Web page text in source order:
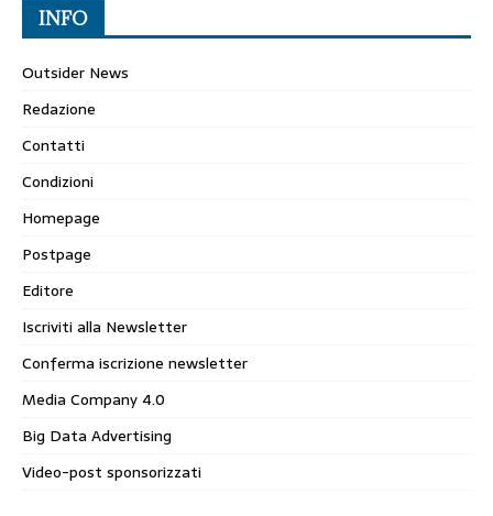
INFO
Outsider News
Redazione
Contatti
Condizioni
Homepage
Postpage
Editore
Iscriviti alla Newsletter
Conferma iscrizione newsletter
Media Company 4.0
Big Data Advertising
Video-post sponsorizzati